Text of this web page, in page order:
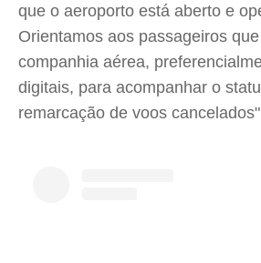
que o aeroporto está aberto e
Orientamos aos passageiros
companhia aérea,
digitais, para acompanhar o
remarcação de voos cancelados"